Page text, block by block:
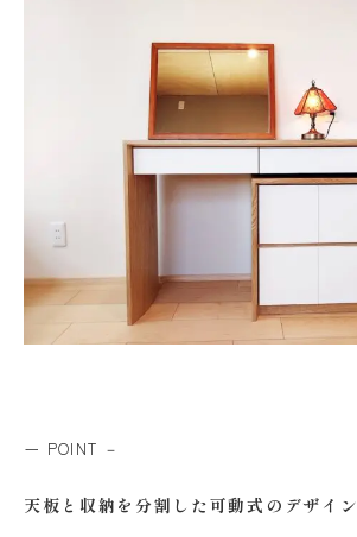
ー POINT －
天板と収納を分割した可動式のデザイン